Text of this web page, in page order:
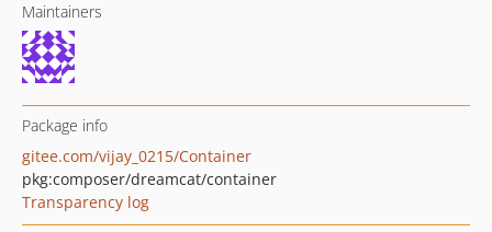
Maintainers
Package info
gitee.com/vijay_0215/Container
pkg:composer/dreamcat/container
Transparency log